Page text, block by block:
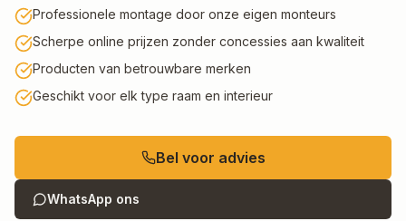
Professionele montage door onze eigen monteurs
Scherpe online prijzen zonder concessies aan kwaliteit
Producten van betrouwbare merken
Geschikt voor elk type raam en interieur
Bel voor advies
WhatsApp ons